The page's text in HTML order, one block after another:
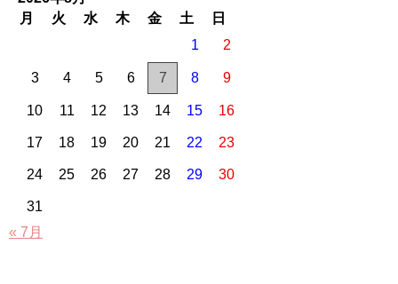
月
火 水 木 金 土
日
1
2
3 4 5 6 7 8 9
10 11 12 13 14 15 16
17 18 19 20 21 22 23
24 25 26 27 28 29 30
31
« 7月